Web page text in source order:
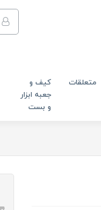
متعلقات
کیف و
جعبه ابزار
و بست